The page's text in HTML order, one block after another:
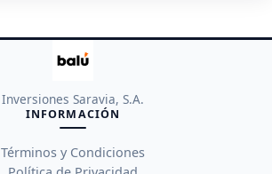
Inversiones Saravia, S.A.
INFORMACIÓN
Términos y Condiciones